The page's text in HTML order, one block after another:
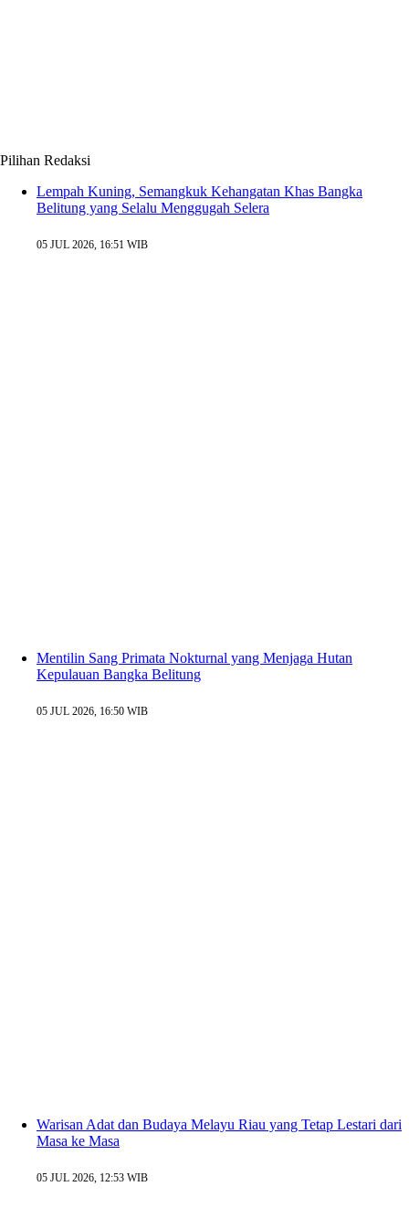
Pilihan Redaksi
Lempah Kuning, Semangkuk Kehangatan Khas Bangka
Belitung yang Selalu Menggugah Selera
05 JUL 2026, 16:51 WIB
Mentilin Sang Primata Nokturnal yang Menjaga Hutan
Kepulauan Bangka Belitung
05 JUL 2026, 16:50 WIB
Warisan Adat dan Budaya Melayu Riau yang Tetap Lestari dari
Masa ke Masa
05 JUL 2026, 12:53 WIB